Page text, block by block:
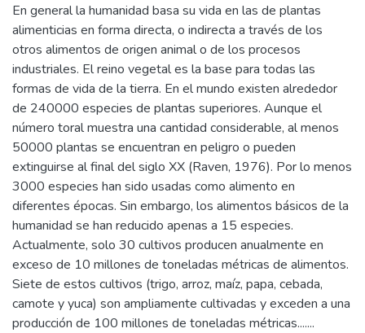
En general la humanidad basa su vida en las de plantas
alimenticias en forma directa, o indirecta a través de los
otros alimentos de origen animal o de los procesos
industriales. El reino vegetal es la base para todas las
formas de vida de la tierra. En el mundo existen alrededor
de 240000 especies de plantas superiores. Aunque el
número toral muestra una cantidad considerable, al menos
50000 plantas se encuentran en peligro o pueden
extinguirse al final del siglo XX (Raven, 1976). Por lo menos
3000 especies han sido usadas como alimento en
diferentes épocas. Sin embargo, los alimentos básicos de la
humanidad se han reducido apenas a 15 especies.
Actualmente, solo 30 cultivos producen anualmente en
exceso de 10 millones de toneladas métricas de alimentos.
Siete de estos cultivos (trigo, arroz, maíz, papa, cebada,
camote y yuca) son ampliamente cultivadas y exceden a una
producción de 100 millones de toneladas métricas.......